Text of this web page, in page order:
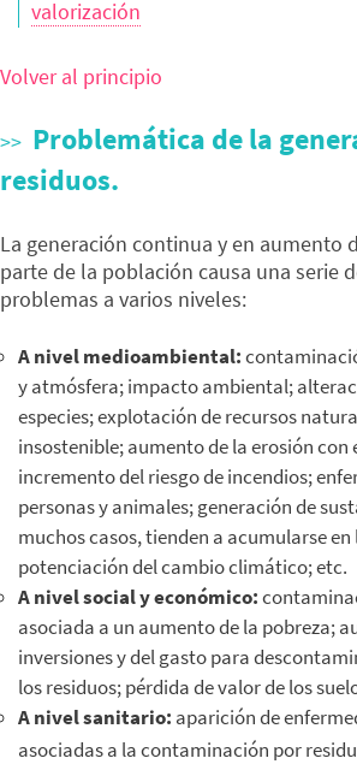
valorización
Volver al principio
Problemática de la
residuos.
La generación continua y en aumento
parte de la población causa una serie
problemas a varios niveles:
A nivel medioambiental:
y atmósfera; impacto ambiental;
especies; explotación de recursos
insostenible; aumento de la erosión con
incremento del riesgo de incendios;
personas y animales; generación de
muchos casos, tienden a acumularse
potenciación del cambio climático; etc.
A nivel social y económico:
asociada a un aumento de la pobreza;
inversiones y del gasto para
los residuos; pérdida de valor de los
A nivel sanitario: aparición de
asociadas a la contaminación por